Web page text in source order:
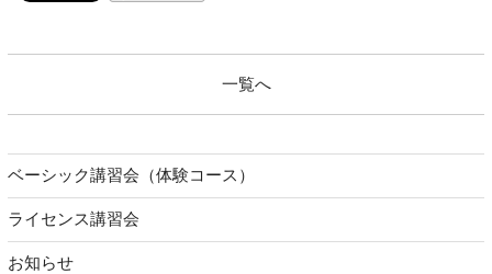
一覧へ
ベーシック講習会（体験コース）
ライセンス講習会
お知らせ